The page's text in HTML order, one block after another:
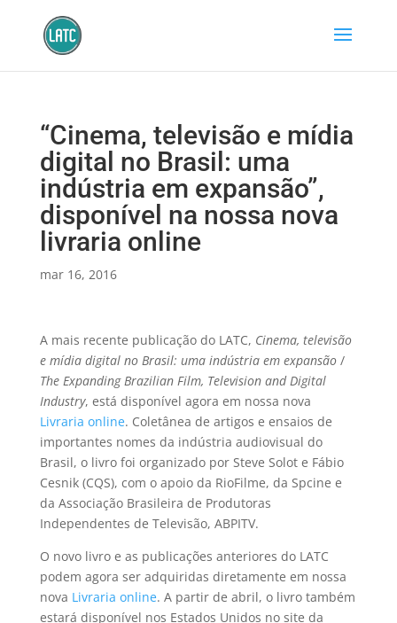
“Cinema, televisão e mídia
digital no Brasil: uma
indústria em expansão”,
disponível na nossa nova
livraria online
mar 16, 2016
A mais recente publicação do LATC, Cinema, televisão
e mídia digital no Brasil: uma indústria em expansão /
The Expanding Brazilian Film, Television and Digital
Industry, está disponível agora em nossa nova
Livraria online. Coletânea de artigos e ensaios de
importantes nomes da indústria audiovisual do
Brasil, o livro foi organizado por Steve Solot e Fábio
Cesnik (CQS), com o apoio da RioFilme, da Spcine e
da Associação Brasileira de Produtoras
Independentes de Televisão, ABPITV.
O novo livro e as publicações anteriores do LATC
podem agora ser adquiridas diretamente em nossa
nova Livraria online. A partir de abril, o livro também
estará disponível nos Estados Unidos no site da